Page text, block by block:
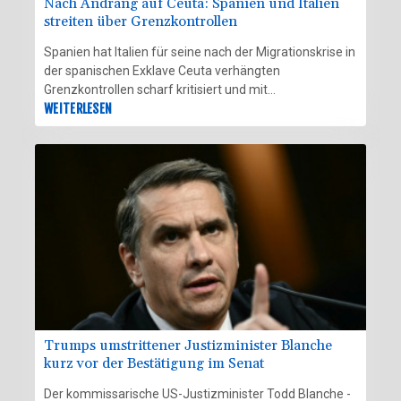
Nach Andrang auf Ceuta: Spanien und Italien
streiten über Grenzkontrollen
Spanien hat Italien für seine nach der Migrationskrise in
der spanischen Exklave Ceuta verhängten
Grenzkontrollen scharf kritisiert und mit
Gegenmaßnahmen gedroht. Die gegen Spanien
gerichteten Grenzkontrollen seien "unfair, laufen den
Interessen der EU zuwider und diskriminieren die
spanische Bevölkerung", erklärte die spanische
Regierung am Freitag. Madrid setzte der Regierung in
Rom eine Frist bis Sonntag, diese wies die Forderungen
WEITERLESEN
Trumps umstrittener Justizminister Blanche
kurz vor der Bestätigung im Senat
Der kommissarische US-Justizminister Todd Blanche -